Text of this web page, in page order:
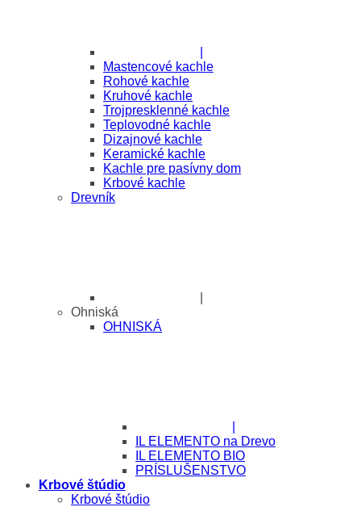
Mastencové kachle
Rohové kachle
Kruhové kachle
Trojpresklenné kachle
Teplovodné kachle
Dizajnové kachle
Keramické kachle
Kachle pre pasívny dom
Krbové kachle
Drevník
Ohniská
OHNISKÁ
IL ELEMENTO na Drevo
IL ELEMENTO BIO
PRÍSLUŠENSTVO
Krbové štúdio
Krbové štúdio